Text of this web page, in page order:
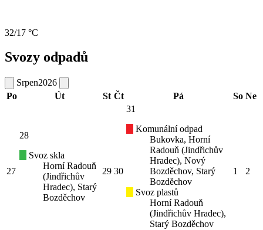
32/17 °C
Svozy odpadů
Srpen2026
Po
Út St Čt Pá So Ne
27
28
Svoz skla
Horní Radouň
(Jindřichův
Hradec), Starý
Bozděchov
29 30
31
Komunální odpad
Bukovka, Horní
Radouň (Jindřichův
Hradec), Nový
Bozděchov, Starý
Bozděchov
Svoz plastů
Horní Radouň
(Jindřichův Hradec),
Starý Bozděchov
1 2